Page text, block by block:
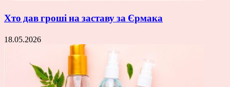
Хто дав гроші на заставу за Єрмака
18.05.2026